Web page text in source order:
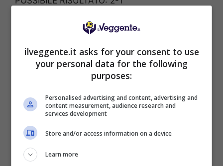
Bonus 50€ SENZA deposito + fino a 50€ di
rimborso
Bonus 50€ senza deposito sport + fino a 50€ di
bonus rimborso sul primo deposito
200€
ilveggente.it asks for your consent to use
your personal data for the following
purposes:
Personalised advertising and content, advertising and
content measurement, audience research and
services development
Store and/or access information on a device
Learn more